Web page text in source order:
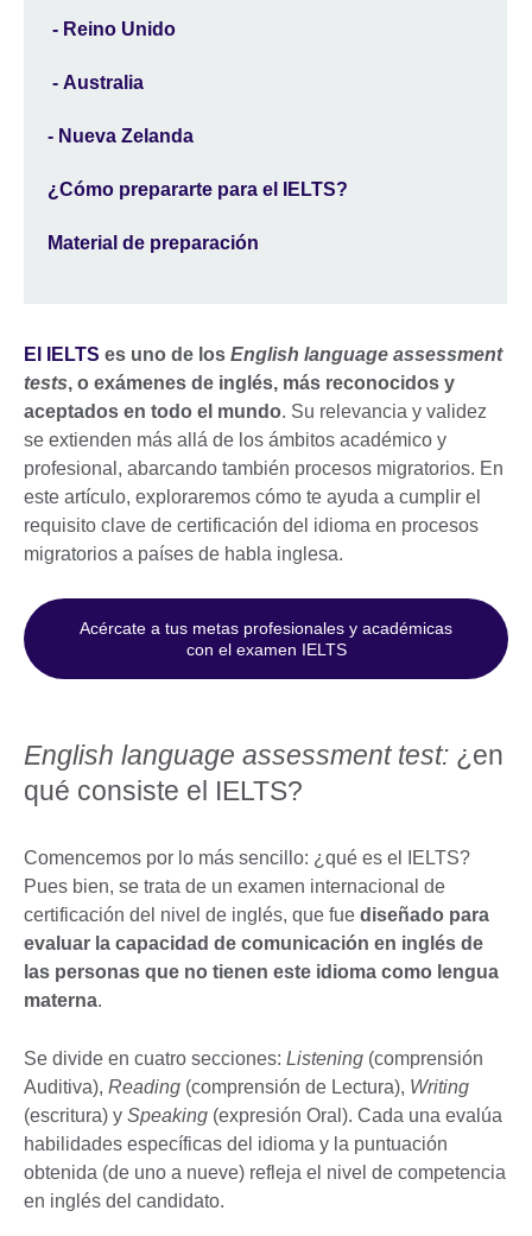
- Reino Unido
- Australia
- Nueva Zelanda
¿Cómo prepararte para el IELTS?
Material de preparación
El IELTS es uno de los English language assessment
tests, o exámenes de inglés, más reconocidos y
aceptados en todo el mundo. Su relevancia y validez
se extienden más allá de los ámbitos académico y
profesional, abarcando también procesos migratorios. En
este artículo, exploraremos cómo te ayuda a cumplir el
requisito clave de certificación del idioma en procesos
migratorios a países de habla inglesa.
Acércate a tus metas profesionales y académicas
con el examen IELTS
English language assessment test: ¿en
qué consiste el IELTS?
Comencemos por lo más sencillo: ¿qué es el IELTS?
Pues bien, se trata de un examen internacional de
certificación del nivel de inglés, que fue diseñado para
evaluar la capacidad de comunicación en inglés de
las personas que no tienen este idioma como lengua
materna.
Se divide en cuatro secciones: Listening (comprensión
Auditiva), Reading (comprensión de Lectura), Writing
(escritura) y Speaking (expresión Oral). Cada una evalúa
habilidades específicas del idioma y la puntuación
obtenida (de uno a nueve) refleja el nivel de competencia
en inglés del candidato.